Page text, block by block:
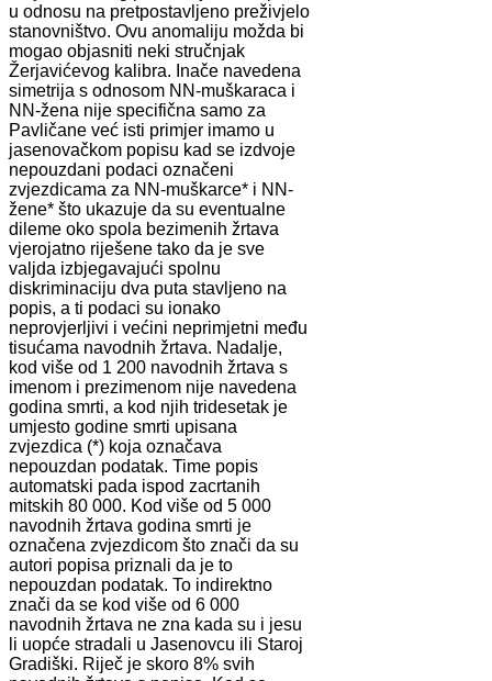
u odnosu na pretpostavljeno preživjelo
stanovništvo. Ovu anomaliju možda bi
mogao objasniti neki stručnjak
Žerjavićevog kalibra. Inače navedena
simetrija s odnosom NN-muškaraca i
NN-žena nije specifična samo za
Pavličane već isti primjer imamo u
jasenovačkom popisu kad se izdvoje
nepouzdani podaci označeni
zvjezdicama za NN-muškarce* i NN-
žene* što ukazuje da su eventualne
dileme oko spola bezimenih žrtava
vjerojatno riješene tako da je sve
valjda izbjegavajući spolnu
diskriminaciju dva puta stavljeno na
popis, a ti podaci su ionako
neprovjerljivi i većini neprimjetni među
tisućama navodnih žrtava. Nadalje,
kod više od 1 200 navodnih žrtava s
imenom i prezimenom nije navedena
godina smrti, a kod njih tridesetak je
umjesto godine smrti upisana
zvjezdica (*) koja označava
nepouzdan podatak. Time popis
automatski pada ispod zacrtanih
mitskih 80 000. Kod više od 5 000
navodnih žrtava godina smrti je
označena zvjezdicom što znači da su
autori popisa priznali da je to
nepouzdan podatak. To indirektno
znači da se kod više od 6 000
navodnih žrtava ne zna kada su i jesu
li uopće stradali u Jasenovcu ili Staroj
Gradiški. Riječ je skoro 8% svih